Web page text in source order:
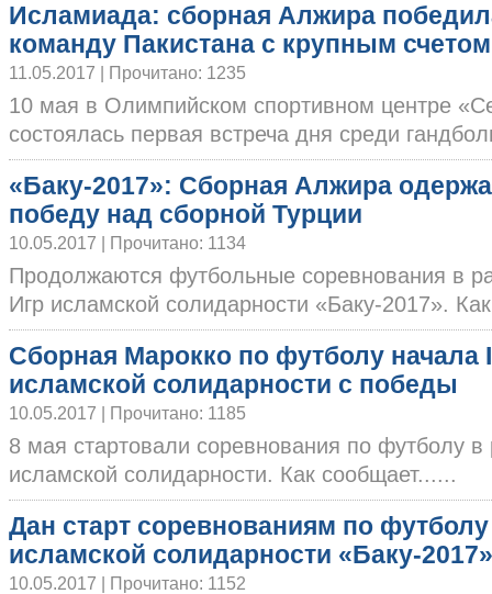
Исламиада: сборная Алжира
команду Пакистана с крупным счетом
11.05.2017 | Прочитано: 1235
10 мая в Олимпийском спортивном центре
состоялась первая встреча дня среди
«Баку-2017»: Сборная Алжира
победу над сборной Турции
10.05.2017 | Прочитано: 1134
Продолжаются футбольные соревнования в
Игр исламской солидарности «Баку-2017».
Сборная Марокко по футболу начала
исламской солидарности с победы
10.05.2017 | Прочитано: 1185
8 мая стартовали соревнования по футболу в
исламской солидарности. Как сообщает......
Дан старт соревнованиям по футболу
исламской солидарности «Баку-2017»
10.05.2017 | Прочитано: 1152